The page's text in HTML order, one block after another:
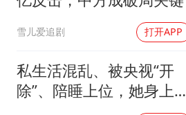
雪儿爱追剧 打开APP
私生活混乱、被央视“开
除”、陪睡上位，她身上哪